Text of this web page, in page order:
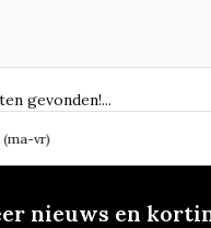
gevonden!...
vr)
nieuws en